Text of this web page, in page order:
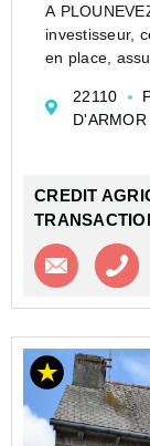
A
investisseur,
en place,
Elle est
- Au rez-de-
22110
D'ARMOR
CREDIT